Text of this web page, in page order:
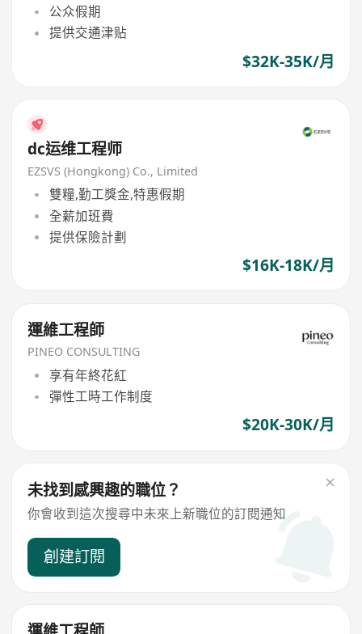
公众假期
提供交通津贴
$32K-35K/月
dc运维工程师
EZSVS (Hongkong) Co., Limited
雙糧,勤工獎金,特惠假期
全薪加班費
提供保險計劃
$16K-18K/月
運維工程師
PINEO CONSULTING
享有年終花紅
彈性工時工作制度
$20K-30K/月
未找到感興趣的職位？
你會收到這次搜尋中未來上新職位的訂閱通知
創建訂閱